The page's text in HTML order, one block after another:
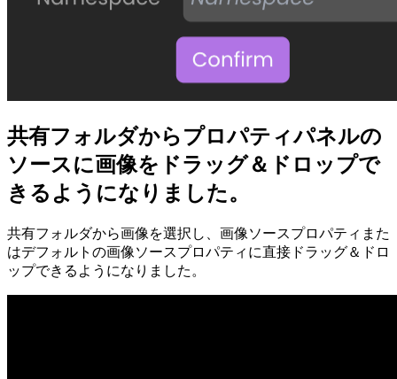
共有フォルダからプロパティパネルの
ソースに画像をドラッグ＆ドロップで
きるようになりました。
共有フォルダから画像を選択し、画像ソースプロパティまた
はデフォルトの画像ソースプロパティに直接ドラッグ＆ドロ
ップできるようになりました。